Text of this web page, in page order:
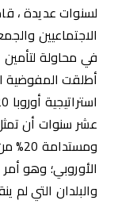
لسنوات عديدة ،
الاجتماعيين
في محاولة لتأمين
أطلقت المفوضية
عشر سنوات أن
الأوروبي؛ وهو
والبلدان التي لم